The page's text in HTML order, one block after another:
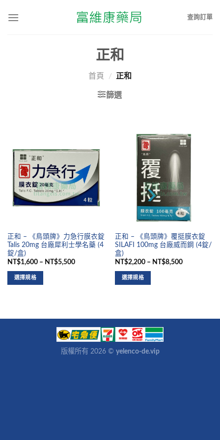
查詢訂單
正和
首頁 / 正和
篩選
正和 – 《鳥頭牌》力急行膜衣錠
Talis 20mg 台廠犀利士學名藥 (4
錠/盒)
NT$1,600 – NT$5,500
選擇規格
正和 – 《鳥頭牌》覆挺膜衣錠
SILAFI 100mg 台廠威而鋼 (4錠/
盒)
NT$2,200 – NT$8,500
選擇規格
版權所有 2026 © yelenco-de.vip